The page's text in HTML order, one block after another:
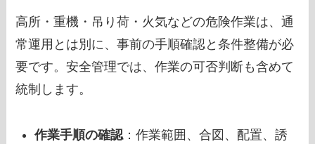
高所・重機・吊り荷・火気などの危険作業は、通
常運用とは別に、事前の手順確認と条件整備が必
要です。安全管理では、作業の可否判断も含めて
統制します。
作業手順の確認：作業範囲、合図、配置、誘